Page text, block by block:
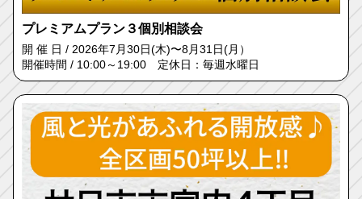
プレミアムプラン３個別相談会
開 催 日 / 2026年7月30日(木)〜8月31日(月）
開催時間 / 10:00～19:00 定休日：毎週水曜日